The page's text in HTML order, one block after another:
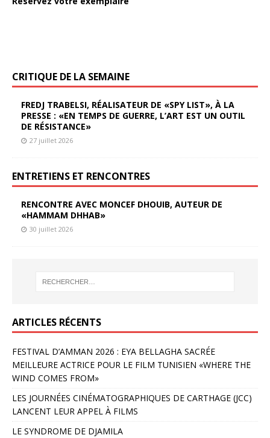
CRITIQUE DE LA SEMAINE
FREDJ TRABELSI, RÉALISATEUR DE «SPY LIST», À LA
PRESSE : «EN TEMPS DE GUERRE, L’ART EST UN OUTIL
DE RÉSISTANCE»
27 juillet 2026
ENTRETIENS ET RENCONTRES
RENCONTRE AVEC MONCEF DHOUIB, AUTEUR DE
«HAMMAM DHHAB»
30 juillet 2026
ARTICLES RÉCENTS
FESTIVAL D’AMMAN 2026 : EYA BELLAGHA SACRÉE
MEILLEURE ACTRICE POUR LE FILM TUNISIEN «WHERE THE
WIND COMES FROM»
LES JOURNÉES CINÉMATOGRAPHIQUES DE CARTHAGE (JCC)
LANCENT LEUR APPEL À FILMS
LE SYNDROME DE DJAMILA